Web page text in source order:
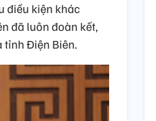
điều kiện khác
đã luôn đoàn kết,
tỉnh Điện Biên.